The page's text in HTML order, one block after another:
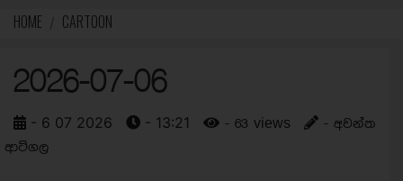
HOME CARTOON
2026-07-06
- 6 07 2026 - 13:21 - 63 views
- අවන්ත
ආටිගල